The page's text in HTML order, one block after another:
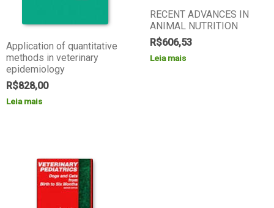
Application of quantitative
methods in veterinary
epidemiology
R$828,00
Leia mais
RECENT ADVANCES IN
ANIMAL NUTRITION
R$606,53
Leia mais